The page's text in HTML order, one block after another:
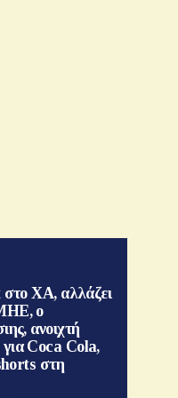
στο ΧΑ, αλλάζει
ο
ανοιχτή
Coca Cola,
στη